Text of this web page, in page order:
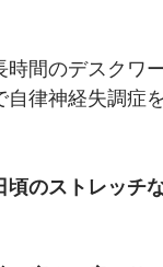
時間のデスクワ
自律神経失調症
頃のストレッチ